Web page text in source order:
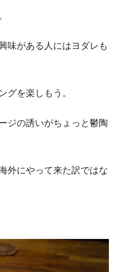
味がある人にはヨダレも
グを楽しもう。
ジの誘いがちょっと鬱陶
外にやって来た訳ではな